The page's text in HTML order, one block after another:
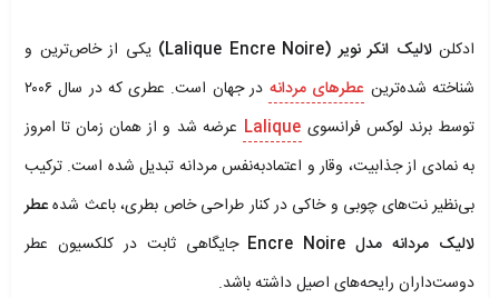
ادکلنلالیک انکر نویر (Lalique Encre Noire)
یکی از خاص‌ترین و
شناخته شده‌ترین عطرهای مردانه
در جهان است. عطری که در سال ۲۰۰۶
توسط برند لوکس فرانسوی Lalique عرضه شد و از همان زمان تا امروز
به نمادی از جذابیت، وقار و اعتماد‌به‌نفس مردانه تبدیل شده است. ترکیب
بی‌نظیر نت‌های چوبی و خاکی در کنار طراحی خاص بطری، باعث شدهعطر
لالیک مردانه مدل Encre Noire
جایگاهی ثابت در کلکسیون عطر
دوست‌داران رایحه‌های اصیل داشته باشد.